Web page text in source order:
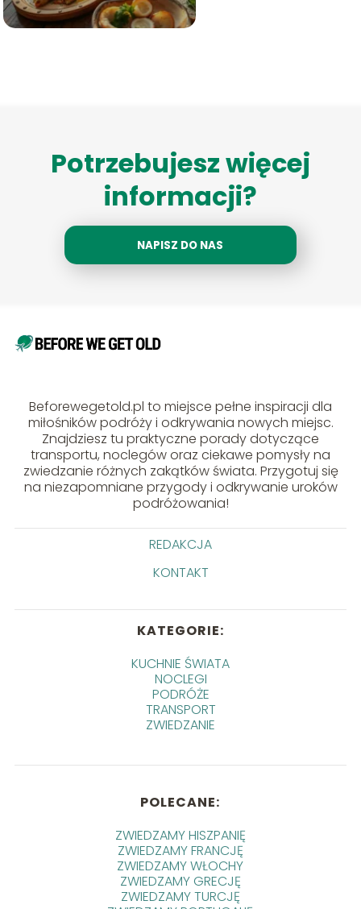
Potrzebujesz więcej
informacji?
NAPISZ DO NAS
Beforewegetold.pl to miejsce pełne inspiracji dla
miłośników podróży i odkrywania nowych miejsc.
Znajdziesz tu praktyczne porady dotyczące
transportu, noclegów oraz ciekawe pomysły na
zwiedzanie różnych zakątków świata. Przygotuj się
na niezapomniane przygody i odkrywanie uroków
podróżowania!
REDAKCJA
KONTAKT
KATEGORIE:
KUCHNIE ŚWIATA
NOCLEGI
PODRÓŻE
TRANSPORT
ZWIEDZANIE
POLECANE:
ZWIEDZAMY HISZPANIĘ
ZWIEDZAMY FRANCJĘ
ZWIEDZAMY WŁOCHY
ZWIEDZAMY GRECJĘ
ZWIEDZAMY TURCJĘ